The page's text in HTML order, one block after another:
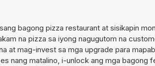
bagong pizza restaurant at sisikapin
na pizza sa iyong nagugutom na
at mag-invest sa mga upgrade para
nang matalino, i-unlock ang mga bagong